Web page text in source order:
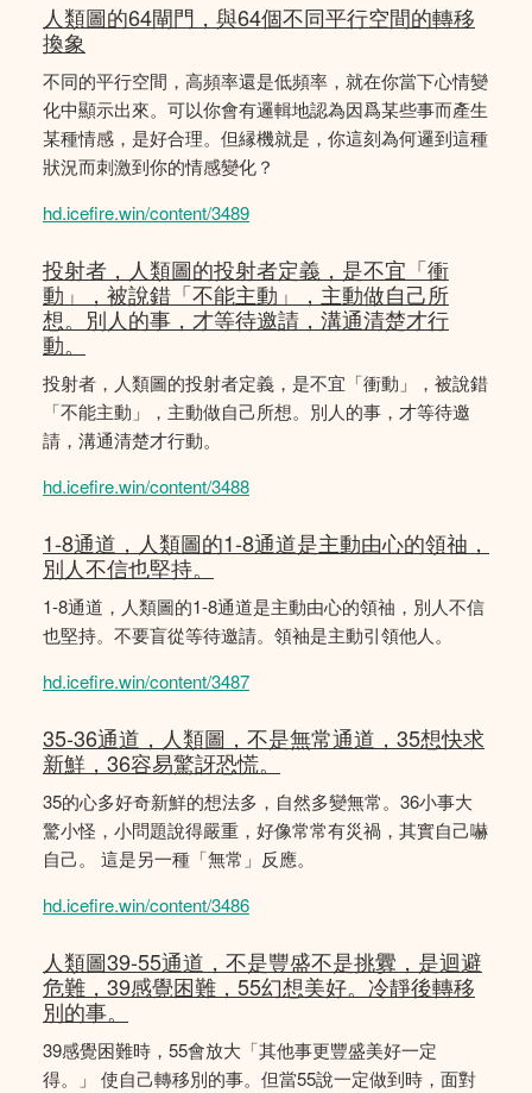
人類圖的64閘門，與64個不同平行空間的轉移
換象
不同的平行空間，高頻率還是低頻率，就在你當下心情變
化中顯示出來。可以你會有邏輯地認為因爲某些事而產生
某種情感，是好合理。但縁機就是，你這刻為何邏到這種
狀況而刺激到你的情感變化？
hd.icefire.win/content/3489
投射者，人類圖的投射者定義，是不宜「衝
動」，被說錯「不能主動」，主動做自己所
想。別人的事，才等待邀請，溝通清楚才行
動。
投射者，人類圖的投射者定義，是不宜「衝動」，被說錯
「不能主動」，主動做自己所想。別人的事，才等待邀
請，溝通清楚才行動。
hd.icefire.win/content/3488
1-8通道，人類圖的1-8通道是主動由心的領䄂，
別人不信也堅持。
1-8通道，人類圖的1-8通道是主動由心的領䄂，別人不信
也堅持。不要盲從等待邀請。領袖是主動引領他人。
hd.icefire.win/content/3487
35-36通道，人類圖，不是無常通道，35想快求
新鮮，36容易驚訝恐慌。
35的心多好奇新鮮的想法多，自然多變無常。36小事大
驚小怪，小問題說得嚴重，好像常常有災禍，其實自己嚇
自己。 這是另一種「無常」反應。
hd.icefire.win/content/3486
人類圖39-55通道，不是豐盛不是挑釁，是迴避
危難，39感覺困難，55幻想美好。冷靜後轉移
別的事。
39感覺困難時，55會放大「其他事更豐盛美好一定
得。」 使自己轉移別的事。但當55說一定做到時，面對